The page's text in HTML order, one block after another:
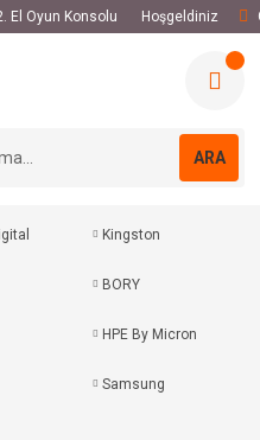
El Oyun Konsolu Hoşgeldiniz
ARA
Kingston
BORY
HPE By Micron
Samsung